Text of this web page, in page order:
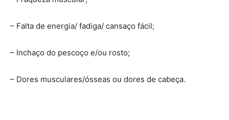
– Falta de energia/ fadiga/ cansaço fácil;
– Inchaço do pescoço e/ou rosto;
– Dores musculares/ósseas ou dores de cabeça.